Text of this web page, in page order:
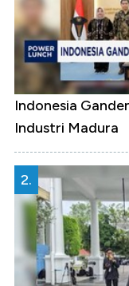
Indonesia
Industri Madura
2.